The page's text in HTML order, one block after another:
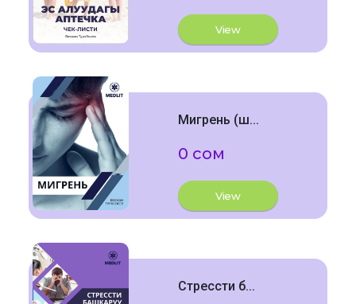
View
Мигрень (ш...
0 сом
View
Стрессти б...